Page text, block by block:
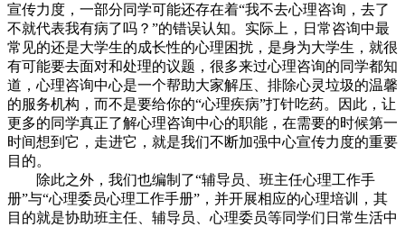
宣传力度，一部分同学可能还存在着“我不去心理咨询，去了
不就代表我有病了吗？”的错误认知。实际上，日常咨询中最
常见的还是大学生的成长性的心理困扰，是身为大学生，就很
有可能要去面对和处理的议题，很多来过心理咨询的同学都知
道，心理咨询中心是一个帮助大家解压、排除心灵垃圾的温馨
的服务机构，而不是要给你的“心理疾病”打针吃药。因此，让
更多的同学真正了解心理咨询中心的职能，在需要的时候第一
时间想到它，走进它，就是我们不断加强中心宣传力度的重要
目的。
除此之外，我们也编制了“辅导员、班主任心理工作手
册”与“心理委员心理工作手册”，并开展相应的心理培训，其
目的就是协助班主任、辅导员、心理委员等同学们日常生活中